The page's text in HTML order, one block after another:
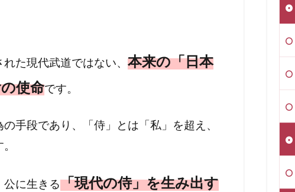
た現代武道ではない、 本来の「日本
使命です。
手段であり、
「侍」とは「私」を超え、
に生きる「現代の侍」を生み出す